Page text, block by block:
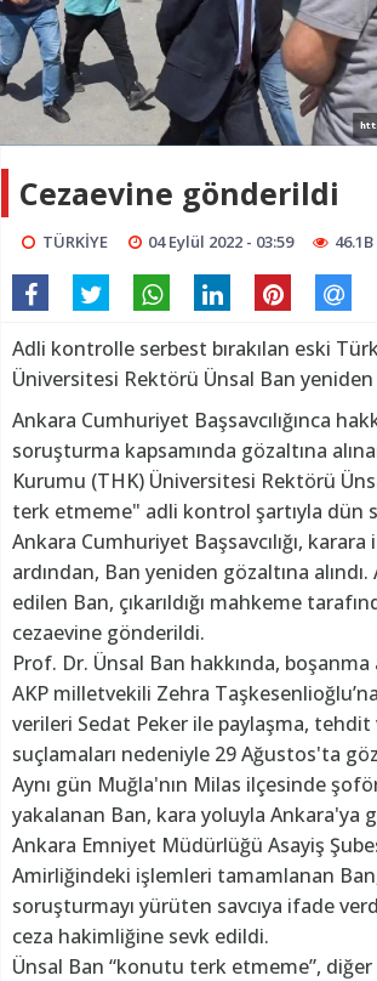
Cezaevine gönderildi
TÜRKİYE 04 Eylül 2022 - 03:59 46.1B
Adli kontrolle serbest bırakılan eski
Üniversitesi Rektörü Ünsal Ban
Ankara Cumhuriyet Başsavcılığınca
soruşturma kapsamında gözaltına
Kurumu (THK) Üniversitesi Rektörü
terk etmeme" adli kontrol şartıyla dün
Ankara Cumhuriyet Başsavcılığı,
ardından, Ban yeniden gözaltına
edilen Ban, çıkarıldığı mahkeme
cezaevine gönderildi.
Prof. Dr. Ünsal Ban hakkında, boşanma
AKP milletvekili Zehra
verileri Sedat Peker ile paylaşma,
suçlamaları nedeniyle 29 Ağustos'ta
Aynı gün Muğla'nın Milas ilçesinde
yakalanan Ban, kara yoluyla Ankara'ya
Ankara Emniyet Müdürlüğü Asayiş
Amirliğindeki işlemleri tamamlanan
soruşturmayı yürüten savcıya ifade
ceza hakimliğine sevk edildi.
Ünsal Ban “konutu terk etmeme”,